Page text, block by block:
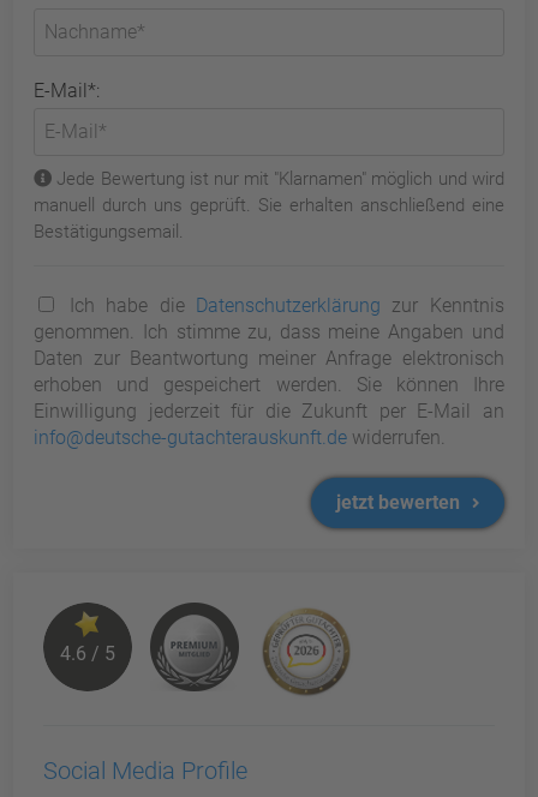
E-Mail*:
Jede Bewertung ist nur mit "Klarnamen" möglich und wird
manuell durch uns geprüft. Sie erhalten anschließend eine
Bestätigungsemail.
Ich habe die Datenschutzerklärung zur Kenntnis
genommen. Ich stimme zu, dass meine Angaben und
Daten zur Beantwortung meiner Anfrage elektronisch
erhoben und gespeichert werden. Sie können Ihre
Einwilligung jederzeit für die Zukunft per E-Mail an
info@deutsche-gutachterauskunft.de widerrufen.
jetzt bewerten
4.6 / 5
Social Media Profile